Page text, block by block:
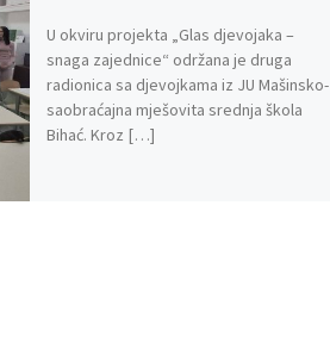
U okviru projekta „Glas djevojaka –
snaga zajednice“ održana je druga
radionica sa djevojkama iz JU Mašinsko-
saobraćajna mješovita srednja škola
Bihać. Kroz […]